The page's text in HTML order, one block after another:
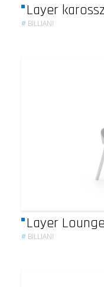
Layer
# BILLIANI
Layer
# BILLIANI